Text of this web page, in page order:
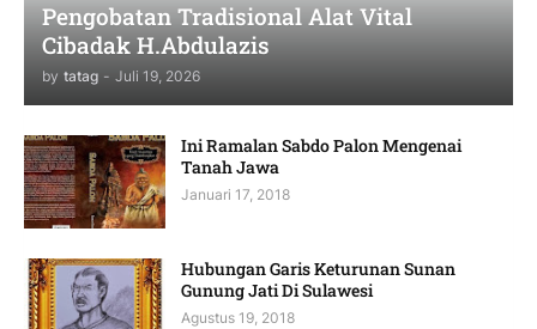
Pengobatan Tradisional Alat Vital
Cibadak H.Abdulazis
by tatag - Juli 19, 2026
Ini Ramalan Sabdo Palon Mengenai
Tanah Jawa
Januari 17, 2018
Hubungan Garis Keturunan Sunan
Gunung Jati Di Sulawesi
Agustus 19, 2018